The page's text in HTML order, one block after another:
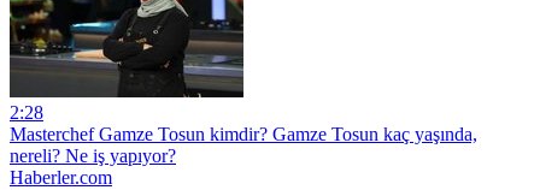
2:28
Masterchef Gamze Tosun kimdir? Gamze Tosun kaç yaşında,
nereli? Ne iş yapıyor?
Haberler.com